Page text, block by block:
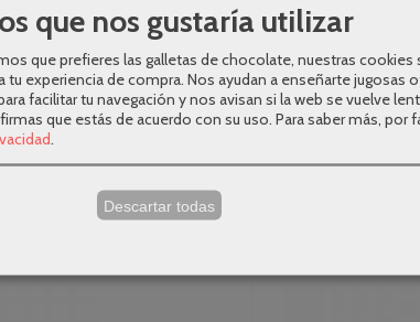
que nos gustaría utilizar
que prefieres las galletas de chocolate, nuestras
tu experiencia de compra. Nos ayudan a enseñarte jugosas
facilitar tu navegación y nos avisan si la web se vuelve
que estás de acuerdo con su uso. Para saber más, por
.
Descartar todas